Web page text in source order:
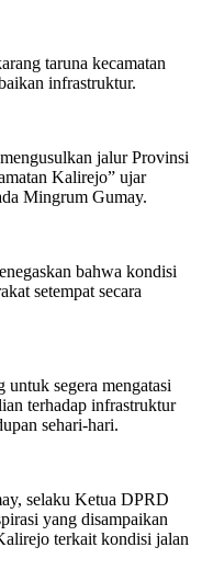
taruna kecamatan
infrastruktur.
jalur Provinsi
Kalirejo” ujar
Mingrum Gumay.
bahwa kondisi
setempat secara
segera mengatasi
terhadap infrastruktur
sehari-hari.
selaku Ketua DPRD
yang disampaikan
terkait kondisi jalan